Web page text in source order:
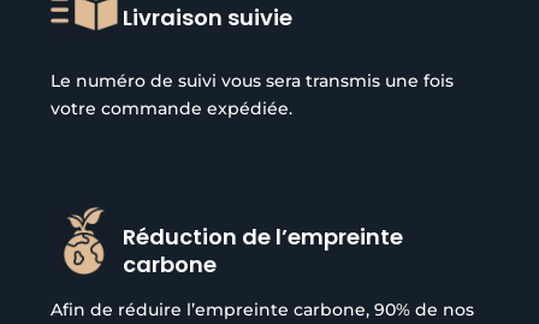
Livraison suivie
Le numéro de suivi vous sera transmis une fois
votre commande expédiée.
Réduction de l’empreinte
carbone
Afin de réduire l’empreinte carbone, 90% de nos